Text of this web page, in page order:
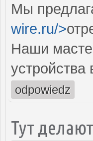
Мы
wire.ru/>
Наши
odpowiedz
Тут делают